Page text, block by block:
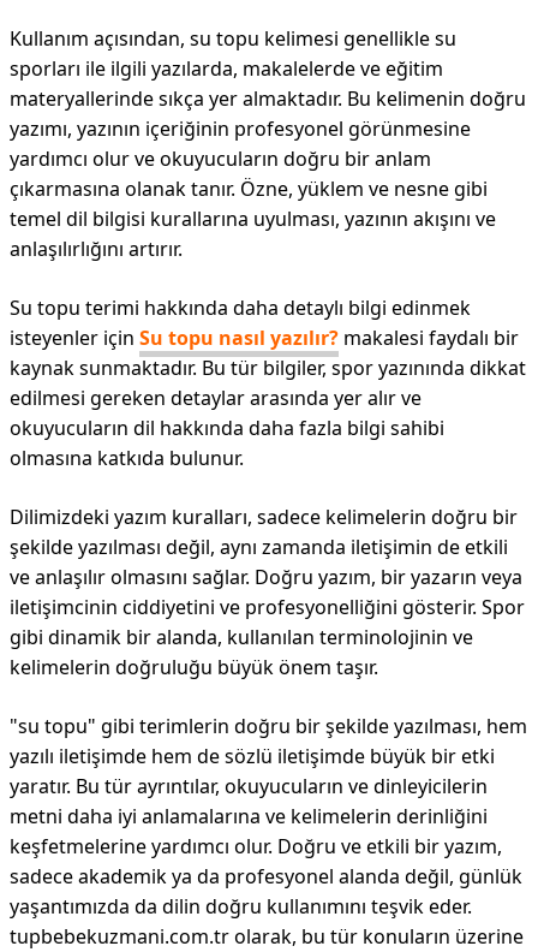
Kullanım açısından, su topu kelimesi genellikle su
sporları ile ilgili yazılarda, makalelerde ve eğitim
materyallerinde sıkça yer almaktadır. Bu kelimenin doğru
yazımı, yazının içeriğinin profesyonel görünmesine
yardımcı olur ve okuyucuların doğru bir anlam
çıkarmasına olanak tanır. Özne, yüklem ve nesne gibi
temel dil bilgisi kurallarına uyulması, yazının akışını ve
anlaşılırlığını artırır.
Su topu terimi hakkında daha detaylı bilgi edinmek
isteyenler için Su topu nasıl yazılır? makalesi faydalı bir
kaynak sunmaktadır. Bu tür bilgiler, spor yazınında dikkat
edilmesi gereken detaylar arasında yer alır ve
okuyucuların dil hakkında daha fazla bilgi sahibi
olmasına katkıda bulunur.
Dilimizdeki yazım kuralları, sadece kelimelerin doğru bir
şekilde yazılması değil, aynı zamanda iletişimin de etkili
ve anlaşılır olmasını sağlar. Doğru yazım, bir yazarın veya
iletişimcinin ciddiyetini ve profesyonelliğini gösterir. Spor
gibi dinamik bir alanda, kullanılan terminolojinin ve
kelimelerin doğruluğu büyük önem taşır.
"su topu" gibi terimlerin doğru bir şekilde yazılması, hem
yazılı iletişimde hem de sözlü iletişimde büyük bir etki
yaratır. Bu tür ayrıntılar, okuyucuların ve dinleyicilerin
metni daha iyi anlamalarına ve kelimelerin derinliğini
keşfetmelerine yardımcı olur. Doğru ve etkili bir yazım,
sadece akademik ya da profesyonel alanda değil, günlük
yaşantımızda da dilin doğru kullanımını teşvik eder.
tupbebekuzmani.com.tr olarak, bu tür konuların üzerine